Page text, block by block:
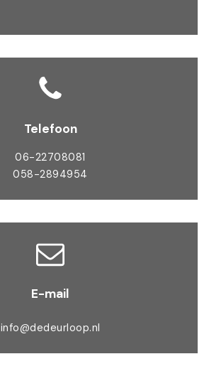
Telefoon
06-22708081
058-2894954
E-mail
info@dedeurloop.nl